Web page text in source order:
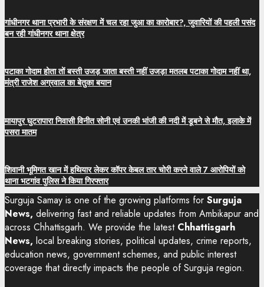
गांधीनगर थाना प्रभारी के संरक्षण में चल रहा जुआ का कारोबार?, जुवारियों की पहली पसंद
बन रही गांधीनगर थाना क्षेत्र
पटाका गोदाम होता तों बस्ती उजड़ जाता बस्ती नहीं उजड़ा मतलब पटाका गोदाम नहीं था,
मंत्री राजेश अग्रवाल का बेतुका बयान
मायापुर घुटरापारा निवासी विनीत सोनी एवं उनकी भांजी की नदी में डूबने से मौत, इलाके में
पसरा मातम
शिवानी भूमिगत खान में हथियार लेकर कॉपर केबल तार चोरी करने वाले 7 आरोपियों को
थाना भटगांव पुलिस ने किया गिरफ्तार
Surguja Samay is one of the growing platforms for Surguja
News, delivering fast and reliable updates from Ambikapur and
across Chhattisgarh. We provide the latest Chhattisgarh
News, local breaking stories, political updates, crime reports,
education news, government schemes, and public interest
coverage that directly impacts the people of Surguja region.